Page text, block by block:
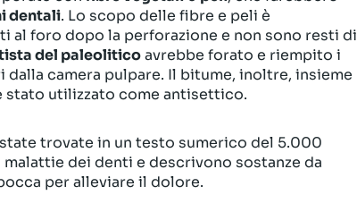
dentali. Lo scopo delle fibre e peli è
al foro dopo la perforazione e non sono resti di
del paleoliticoavrebbe forato e riempito i
camera pulpare. Il bitume, inoltre, insieme
stato utilizzato come antisettico.
trovate in un testo sumerico del 5.000
dei denti e descrivono sostanze da
per alleviare il dolore.